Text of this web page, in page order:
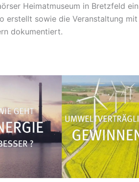
Heimatmuseum in Bretzfeld ein
erstellt sowie die Veranstaltung mit
dokumentiert.